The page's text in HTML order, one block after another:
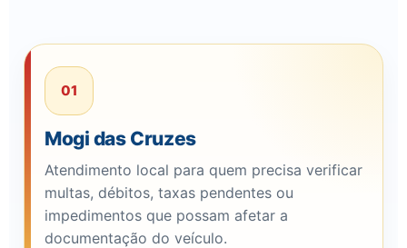
01
Mogi das Cruzes
Atendimento local para quem precisa verificar
multas, débitos, taxas pendentes ou
impedimentos que possam afetar a
documentação do veículo.